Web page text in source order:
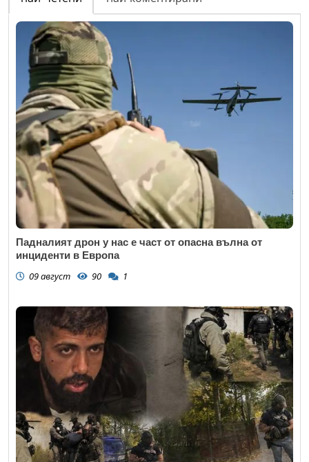
Email
Коментар*
Падналият дрон у нас е част от опасна вълна от
инциденти в Европа
09 август 90 1